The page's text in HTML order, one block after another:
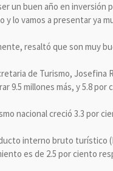
un buen año en
y lo vamos a presentar ya
resaltó que son muy
de Turismo, Josefina
9.5 millones más, y 5.8
nacional creció 3.3 por
interno bruto turístico
es de 2.5 por ciento